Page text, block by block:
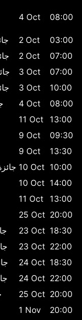
4 Oct 08:00
2 Oct
03:00
2 Oct
07:00
3 Oct
07:00
3 Oct
10:00
4 Oct
08:00
11 Oct
13:00
9 Oct
09:30
9 Oct
13:30
10 Oct 10:00
10 Oct 14:00
11 Oct
13:00
25 Oct 20:00
23 Oct 18:30
23 Oct 22:00
24 Oct 18:30
24 Oct 22:00
25 Oct 20:00
1 Nov 20:00